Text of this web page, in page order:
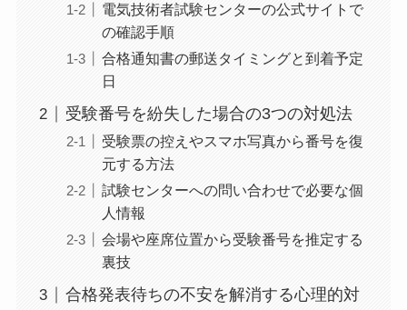
電気技術者試験センターの公式サイトで
の確認手順
合格通知書の郵送タイミングと到着予定
日
受験番号を紛失した場合の3つの対処法
受験票の控えやスマホ写真から番号を復
元する方法
試験センターへの問い合わせで必要な個
人情報
会場や座席位置から受験番号を推定する
裏技
合格発表待ちの不安を解消する心理的対